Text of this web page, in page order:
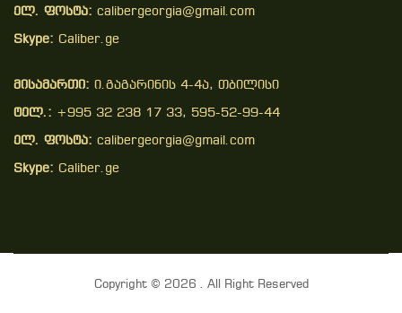
ელ. ფოსტა: calibergeorgia@gmail.com
Skype: Caliber.ge
მისამართი: ი.გაგარინის 4-4ა, თბილისი
ტელ.: +995 32 238 17 33, 595-52-99-44
ელ. ფოსტა: calibergeorgia@gmail.com
Skype: Caliber.ge
Copyright © 2026 . All Right Reserved